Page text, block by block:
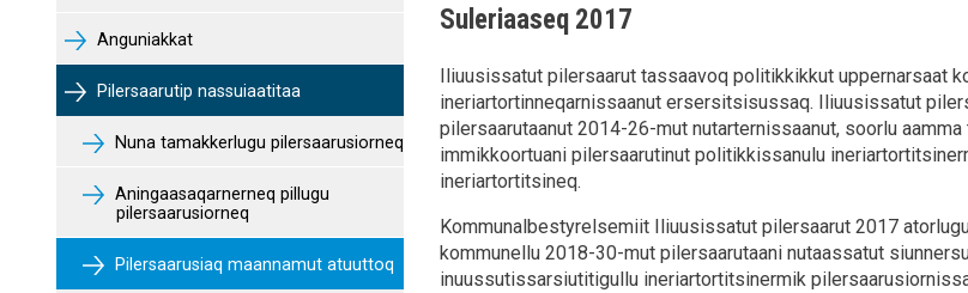
Anguniakkat
Pilersaarutip nassuiaatitaa
Nuna tamakkerlugu pilersaarusiorneq
Aningaasaqarnerneq pillugu
pilersaarusiorneq
Pilersaarusiaq maannamut atuuttoq
Suleriaaseq 2017
Iliuusissatut pilersaarut tassaavoq politikkikkut uppernarsaat
ineriartortinneqarnissaanut ersersitsisussaq. Iliuusissatut
pilersaarutaanut 2014-26-mut nutarternissaanut, soorlu
immikkoortuani pilersaarutinut politikkissanulu
ineriartortitsineq.
Kommunalbestyrelsemiit Iliuusissatut pilersaarut 2017
kommunellu 2018-30-mut pilersaarutaani nutaassatut
inuussutissarsiutitigullu ineriartortitsinermik